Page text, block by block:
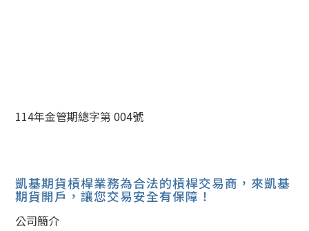
114年金管期總字第 004號
凱基期貨槓桿業務為合法的槓桿交易商，來凱基
期貨開戶，讓您交易安全有保障！
公司簡介